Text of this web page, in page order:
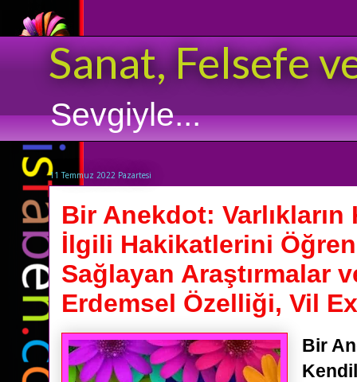
Sanat, Felsefe
Sevgiyle...
11 Temmuz 2022 Pazartesi
Bir Anekdot:
İlgili Hakikatlerini
Sağlayan Araştırmalar
Erdemsel Özelliği, Vil
Bir